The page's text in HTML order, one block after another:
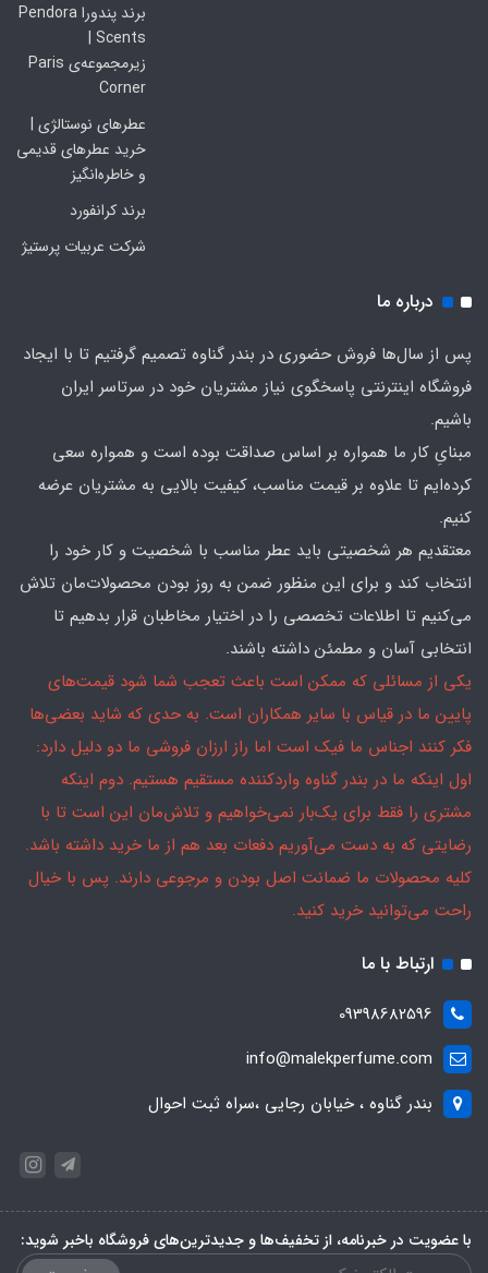
برند پندورا Pendora
Scents |
زیرمجموعه‌ی Paris
Corner
عطرهای نوستالژی |
خرید عطرهای قدیمی
و خاطره‌انگیز
برند کرانفورد
شرکت عربیات پرستیژ
درباره ما
پس از سال‌ها فروش حضوری در بندر گناوه تصمیم گرفتیم تا با ایجاد
فروشگاه اینترنتی پاسخگوی نیاز مشتریان خود در سرتاسر ایران
باشیم.
مبنایِ کار ما همواره بر اساس صداقت بوده است و همواره سعی
کرده‌ایم تا علاوه بر قیمت مناسب، کیفیت بالایی به مشتریان عرضه
کنیم.
معتقدیم هر شخصیتی باید عطر مناسب با شخصیت و کار خود را
انتخاب کند و برای این منظور ضمن به روز بودن محصولات‌مان تلاش
می‌کنیم تا اطلاعات تخصصی را در اختیار مخاطبان قرار بدهیم تا
انتخابی آسان و مطمئن داشته باشند.
یکی از مسائلی که ممکن است باعث تعجب شما شود قیمت‌های
پایین ما در قیاس با سایر همکاران است. به حدی که شاید بعضی‌ها
فکر کنند اجناس ما فیک است اما راز ارزان فروشی ما دو دلیل دارد:
اول اینکه ما در بندر گناوه واردکننده مستقیم هستیم. دوم اینکه
مشتری را فقط برای یک‌بار نمی‌خواهیم و تلاش‌مان این است تا با
رضایتی که به دست می‌آوریم دفعات بعد هم از ما خرید داشته باشد.
کلیه محصولات ما ضمانت اصل بودن و مرجوعی دارند. پس با خیال
راحت می‌توانید خرید کنید.
ارتباط با ما
09398682596
info@malekperfume.com
بندر گناوه ، خیابان رجایی ،سراه ثبت احوال
با عضویت در خبرنامه، از تخفیف‌ها و جدیدترین‌های فروشگاه باخبر شوید: